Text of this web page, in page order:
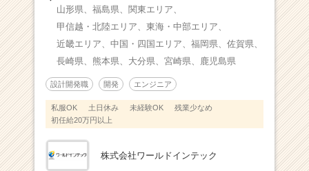
修
制
に
自
信
ア
リ
ベ
山形県、 福島県、 関東エリア、
甲信越・北陸エリア、 東海・中部エリア、
近畿エリア、 中国・四国エリア、 福岡県、 佐賀県、
長崎県、 熊本県、 大分県、 宮崎県、 鹿児島県
設計開発職 開発 エンジニア
私服OK 土日休み 未経験OK
残業少なめ
初任給20万円以上
株式会社ワールドインテック